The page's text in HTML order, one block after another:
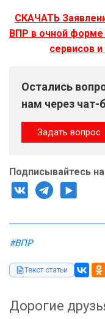
СКАЧАТЬ
ВПР в очной форме
сервисов
Остались
нам через чат-
Задать вопрос
Подписывайтесь
#ВПР
Текст статьи
Дорогие